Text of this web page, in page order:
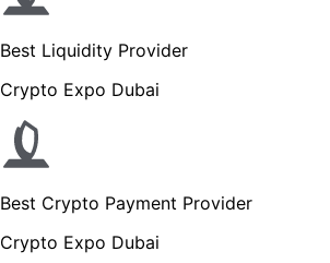
Best Liquidity Provider
Crypto Expo Dubai
Best Crypto Payment Provider
Crypto Expo Dubai